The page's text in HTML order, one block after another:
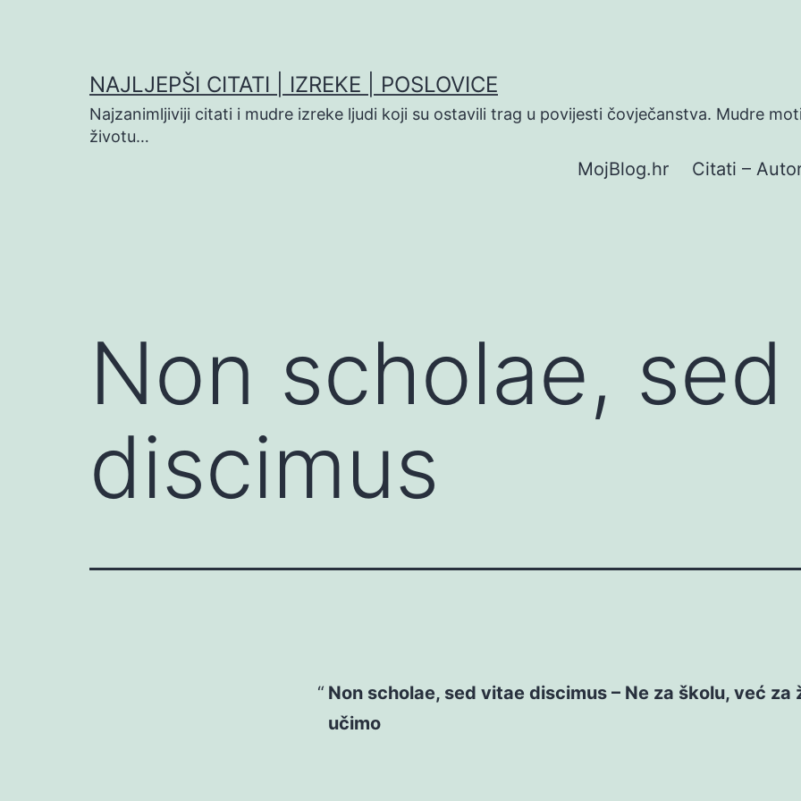
NAJLJEPŠI CITATI | IZREKE | POSLOVICE
Najzanimljiviji citati i mudre izreke ljudi koji su ostavili trag u povijesti čovječanstva. Mudre
životu…
MojBlog.hr Citati –
Non scholae,
discimus
Non scholae, sed vitae discimus – Ne za školu, već za
učimo